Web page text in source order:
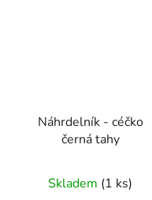
Náhrdelník - céčko
černá tahy
Skladem (1 ks)